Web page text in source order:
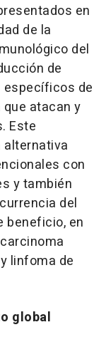
en
de la
del
de
de
atacan y
Este
con
y también
del
beneficio, en
linfoma de
global